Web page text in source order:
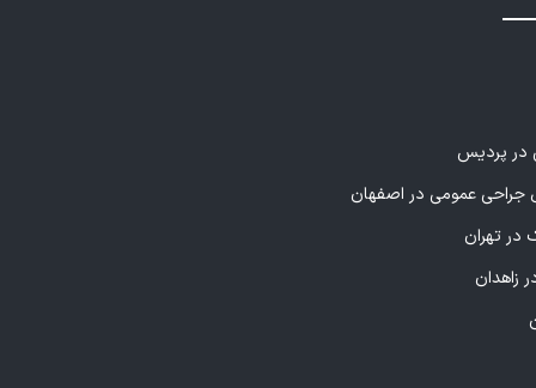
در پردیس
عمومی در اصفهان
در تهران
زاهدان